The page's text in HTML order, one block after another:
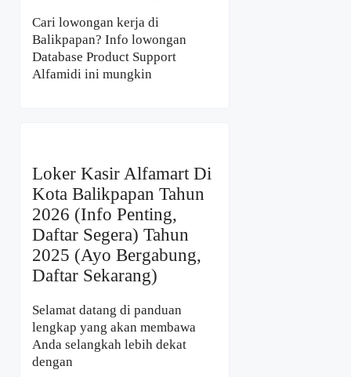
Cari lowongan kerja di
Balikpapan? Info lowongan
Database Product Support
Alfamidi ini mungkin
Loker Kasir Alfamart Di
Kota Balikpapan Tahun
2026 (Info Penting,
Daftar Segera) Tahun
2025 (Ayo Bergabung,
Daftar Sekarang)
Selamat datang di panduan
lengkap yang akan membawa
Anda selangkah lebih dekat
dengan